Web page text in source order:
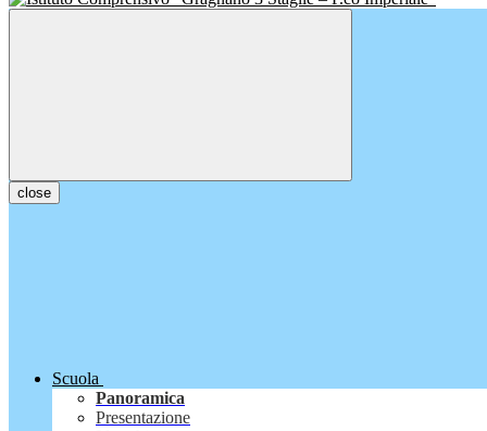
close
Scuola
Panoramica
Presentazione